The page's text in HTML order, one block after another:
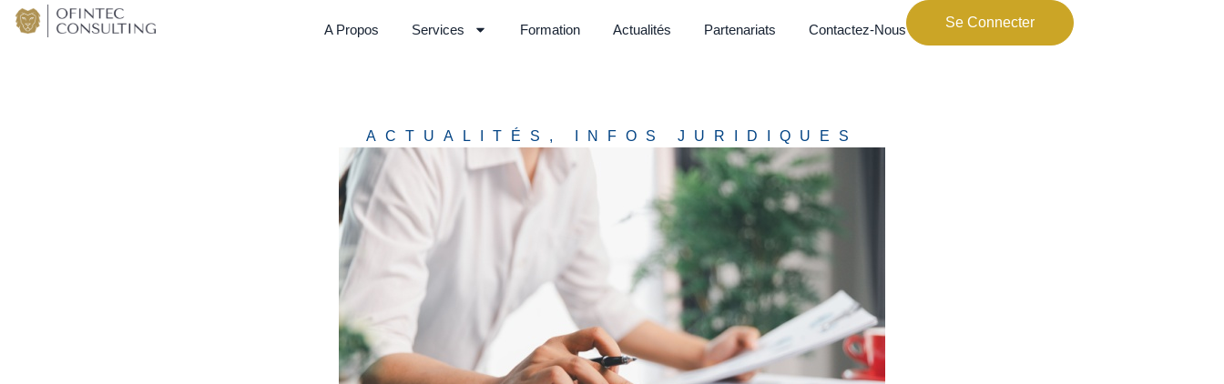
A Propos Services Formation Actualités Partenariats Contactez-Nous Se Connecter
ACTUALITÉS , INFOS JURIDIQUES